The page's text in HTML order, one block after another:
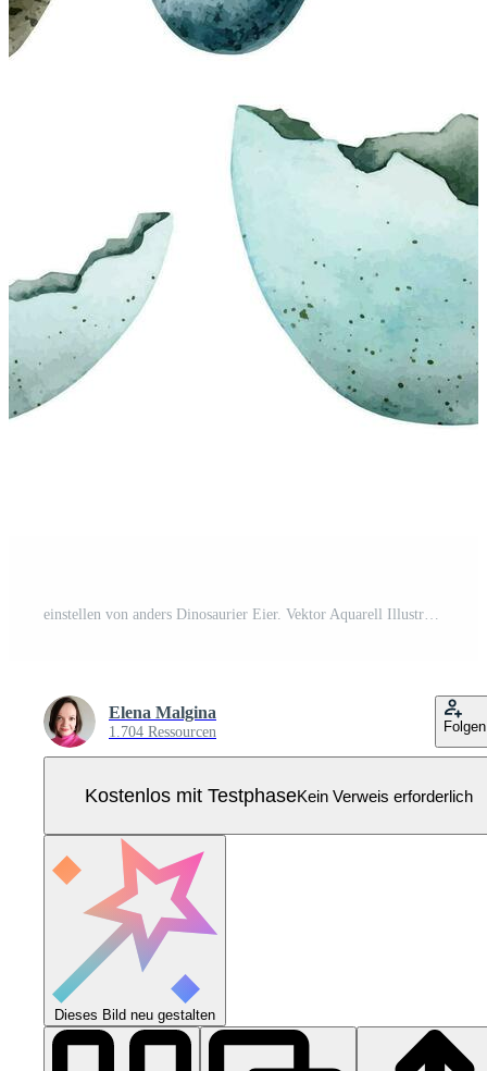
einstellen von anders Dinosaurier Eier. Vektor Aquarell Illustration von Tyrannosaurus, Diplodocus Eier Pro Vektor
Elena Malgina
1.704 Ressourcen Folgen
Kostenlos mit TestphaseKein Verweis erforderlich
Dieses Bild neu gestalten